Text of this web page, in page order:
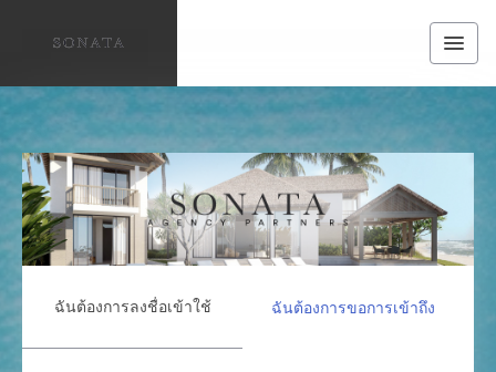
ฉันต้องการลงชื่อเข้าใช้ ฉันต้องการขอการเข้าถึง